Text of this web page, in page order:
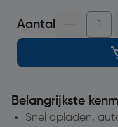
Aantal
Belangrijkste
Snel opladen,